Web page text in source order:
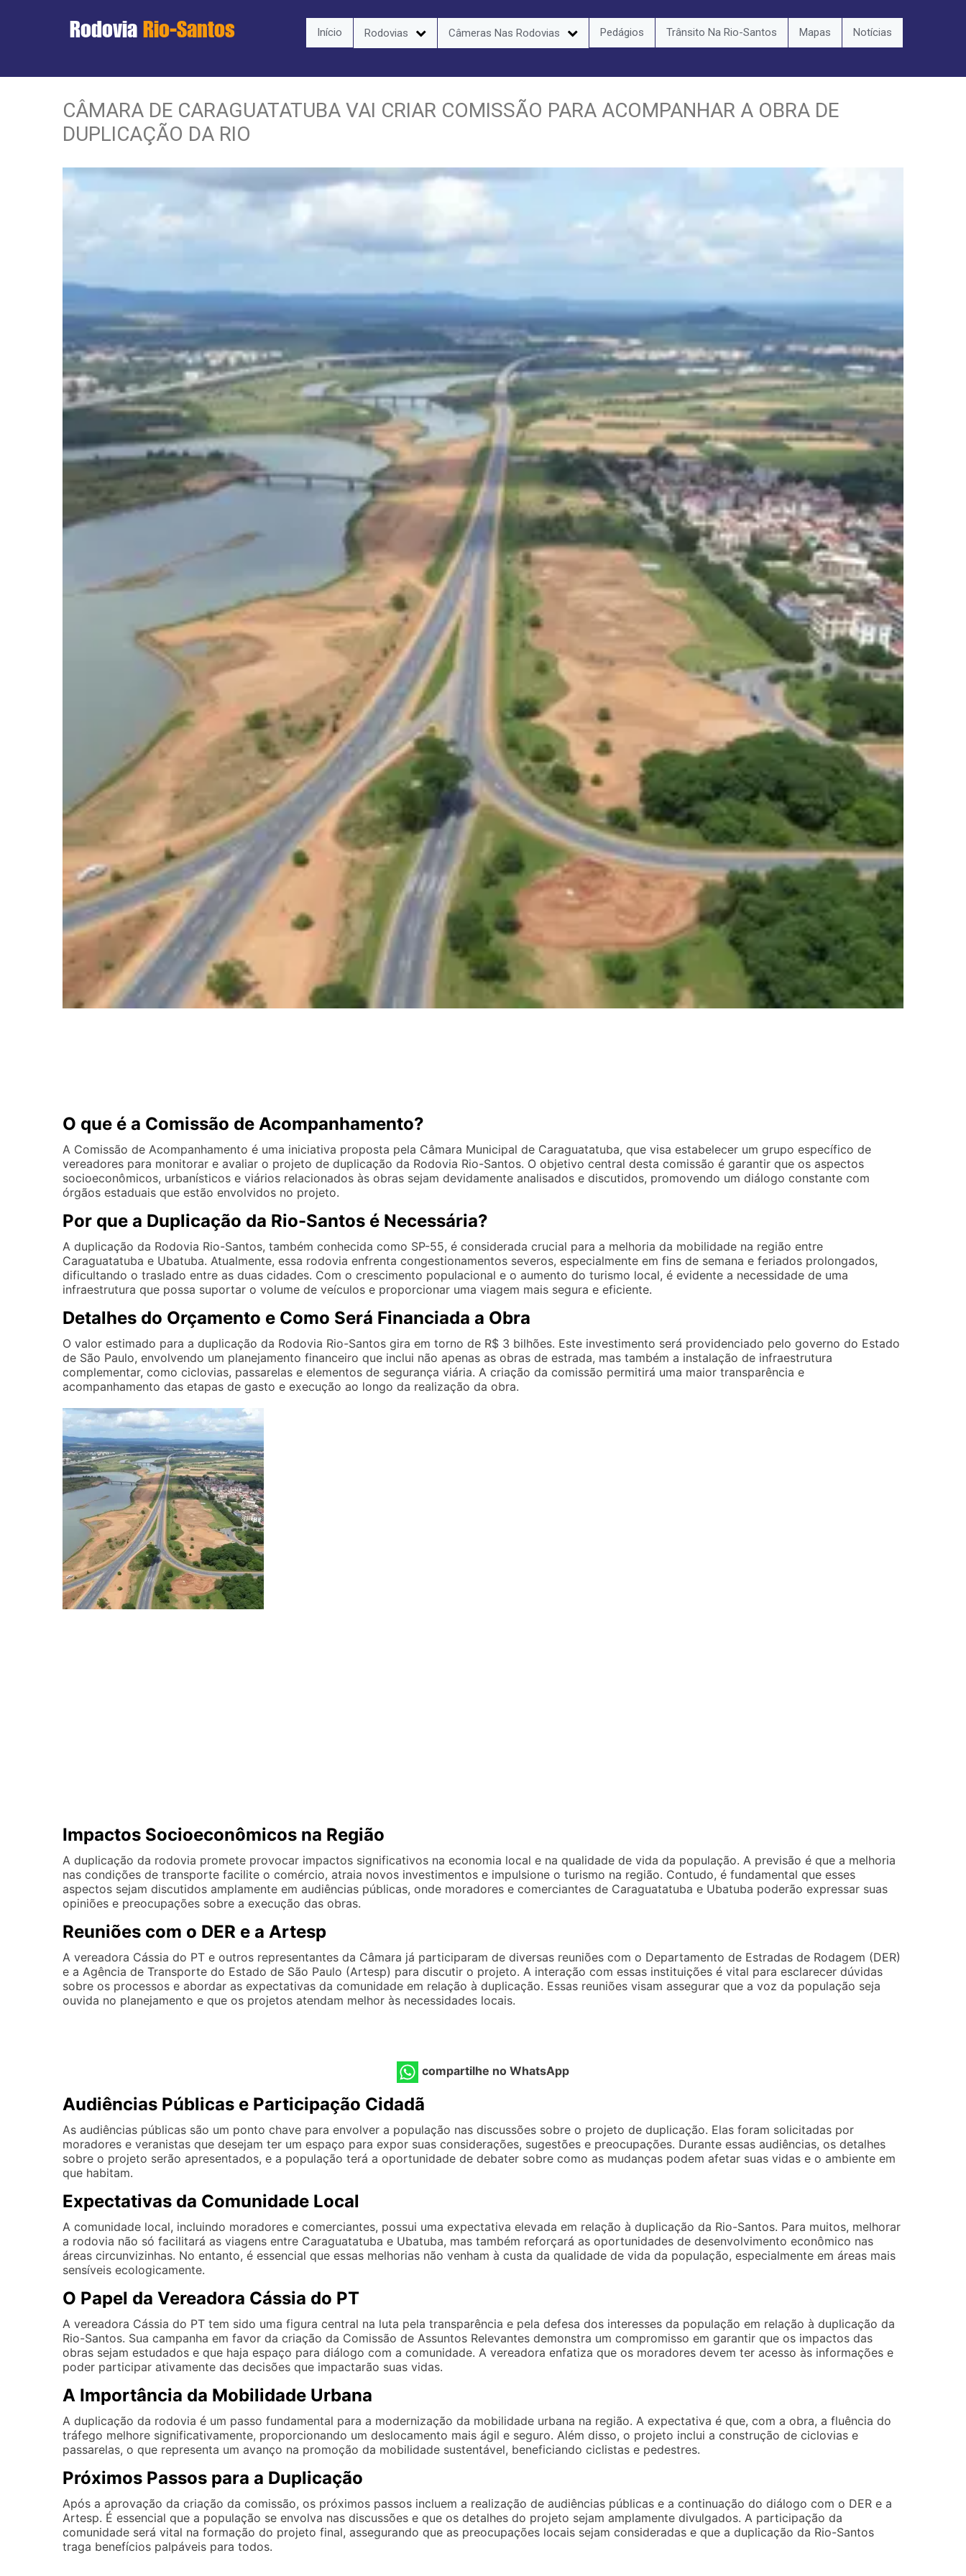
Rodovia Rio-Santos Início Rodovias Câmeras Nas Rodovias Pedágios Trânsito Na Rio-Santos Mapas Notícias
CÂMARA DE CARAGUATATUBA VAI CRIAR COMISSÃO PARA ACOMPANHAR A OBRA DE
DUPLICAÇÃO DA RIO
O que é a Comissão de Acompanhamento?
A Comissão de Acompanhamento é uma iniciativa proposta pela Câmara Municipal de Caraguatatuba, que visa estabelecer um grupo específico de
vereadores para monitorar e avaliar o projeto de duplicação da Rodovia Rio-Santos. O objetivo central desta comissão é garantir que os aspectos
socioeconômicos, urbanísticos e viários relacionados às obras sejam devidamente analisados e discutidos, promovendo um diálogo constante com
órgãos estaduais que estão envolvidos no projeto.
Por que a Duplicação da Rio-Santos é Necessária?
A duplicação da Rodovia Rio-Santos, também conhecida como SP-55, é considerada crucial para a melhoria da mobilidade na região entre
Caraguatatuba e Ubatuba. Atualmente, essa rodovia enfrenta congestionamentos severos, especialmente em fins de semana e feriados prolongados,
dificultando o traslado entre as duas cidades. Com o crescimento populacional e o aumento do turismo local, é evidente a necessidade de uma
infraestrutura que possa suportar o volume de veículos e proporcionar uma viagem mais segura e eficiente.
Detalhes do Orçamento e Como Será Financiada a Obra
O valor estimado para a duplicação da Rodovia Rio-Santos gira em torno de R$ 3 bilhões. Este investimento será providenciado pelo governo do Estado
de São Paulo, envolvendo um planejamento financeiro que inclui não apenas as obras de estrada, mas também a instalação de infraestrutura
complementar, como ciclovias, passarelas e elementos de segurança viária. A criação da comissão permitirá uma maior transparência e
acompanhamento das etapas de gasto e execução ao longo da realização da obra.
Impactos Socioeconômicos na Região
A duplicação da rodovia promete provocar impactos significativos na economia local e na qualidade de vida da população. A previsão é que a melhoria
nas condições de transporte facilite o comércio, atraia novos investimentos e impulsione o turismo na região. Contudo, é fundamental que esses
aspectos sejam discutidos amplamente em audiências públicas, onde moradores e comerciantes de Caraguatatuba e Ubatuba poderão expressar suas
opiniões e preocupações sobre a execução das obras.
Reuniões com o DER e a Artesp
A vereadora Cássia do PT e outros representantes da Câmara já participaram de diversas reuniões com o Departamento de Estradas de Rodagem (DER)
e a Agência de Transporte do Estado de São Paulo (Artesp) para discutir o projeto. A interação com essas instituições é vital para esclarecer dúvidas
sobre os processos e abordar as expectativas da comunidade em relação à duplicação. Essas reuniões visam assegurar que a voz da população seja
ouvida no planejamento e que os projetos atendam melhor às necessidades locais.
compartilhe no WhatsApp
Audiências Públicas e Participação Cidadã
As audiências públicas são um ponto chave para envolver a população nas discussões sobre o projeto de duplicação. Elas foram solicitadas por
moradores e veranistas que desejam ter um espaço para expor suas considerações, sugestões e preocupações. Durante essas audiências, os detalhes
sobre o projeto serão apresentados, e a população terá a oportunidade de debater sobre como as mudanças podem afetar suas vidas e o ambiente em
que habitam.
Expectativas da Comunidade Local
A comunidade local, incluindo moradores e comerciantes, possui uma expectativa elevada em relação à duplicação da Rio-Santos. Para muitos, melhorar
a rodovia não só facilitará as viagens entre Caraguatatuba e Ubatuba, mas também reforçará as oportunidades de desenvolvimento econômico nas
áreas circunvizinhas. No entanto, é essencial que essas melhorias não venham à custa da qualidade de vida da população, especialmente em áreas mais
sensíveis ecologicamente.
O Papel da Vereadora Cássia do PT
A vereadora Cássia do PT tem sido uma figura central na luta pela transparência e pela defesa dos interesses da população em relação à duplicação da
Rio-Santos. Sua campanha em favor da criação da Comissão de Assuntos Relevantes demonstra um compromisso em garantir que os impactos das
obras sejam estudados e que haja espaço para diálogo com a comunidade. A vereadora enfatiza que os moradores devem ter acesso às informações e
poder participar ativamente das decisões que impactarão suas vidas.
A Importância da Mobilidade Urbana
A duplicação da rodovia é um passo fundamental para a modernização da mobilidade urbana na região. A expectativa é que, com a obra, a fluência do
tráfego melhore significativamente, proporcionando um deslocamento mais ágil e seguro. Além disso, o projeto inclui a construção de ciclovias e
passarelas, o que representa um avanço na promoção da mobilidade sustentável, beneficiando ciclistas e pedestres.
Próximos Passos para a Duplicação
Após a aprovação da criação da comissão, os próximos passos incluem a realização de audiências públicas e a continuação do diálogo com o DER e a
Artesp. É essencial que a população se envolva nas discussões e que os detalhes do projeto sejam amplamente divulgados. A participação da
comunidade será vital na formação do projeto final, assegurando que as preocupações locais sejam consideradas e que a duplicação da Rio-Santos
traga benefícios palpáveis para todos.